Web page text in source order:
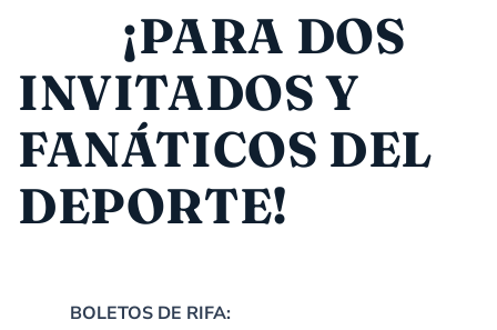
¡PARA DOS
INVITADOS Y
FANÁTICOS DEL
DEPORTE!
BOLETOS DE RIFA: